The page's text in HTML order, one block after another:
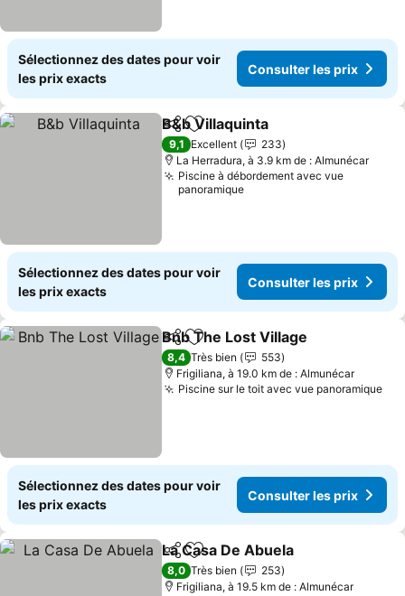
Sélectionnez des dates pour voir
les prix exacts
Consulter les prix
PartagerAjouter à mes favoris
B&b Villaquinta
9,1 Excellent
233
La Herradura, à 3.9 km de : Almunécar
Piscine à débordement avec vue
panoramique
Sélectionnez des dates pour voir
les prix exacts
Consulter les prix
PartagerAjouter à mes favoris
Bnb The Lost Village
8,4 Très bien
553
Frigiliana, à 19.0 km de : Almunécar
Piscine sur le toit avec vue panoramique
Sélectionnez des dates pour voir
les prix exacts
Consulter les prix
PartagerAjouter à mes favoris
La Casa De Abuela
8,0 Très bien
253
Frigiliana, à 19.5 km de : Almunécar